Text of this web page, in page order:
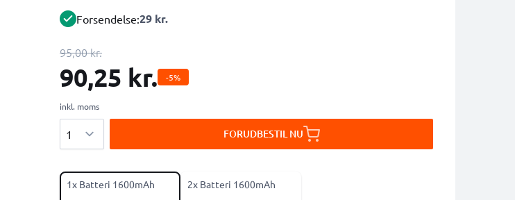
Forsendelse:29 kr.
95,00 kr.
90,25 kr. -5%
inkl. moms
FORUDBESTIL NU
1x Batteri 1600mAh 2x Batteri 1600mAh